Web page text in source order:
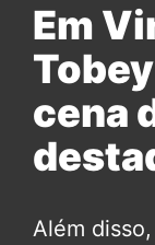
Em
cena
Além